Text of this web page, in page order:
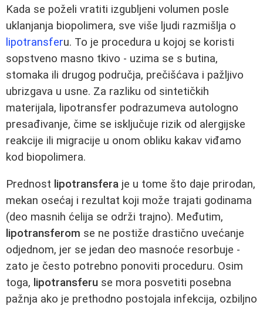
Kada se poželi vratiti izgubljeni volumen posle
uklanjanja biopolimera, sve više ljudi razmišlja o
lipotransferu. To je procedura u kojoj se koristi
sopstveno masno tkivo - uzima se s butina,
stomaka ili drugog područja, prečišćava i pažljivo
ubrizgava u usne. Za razliku od sintetičkih
materijala, lipotransfer podrazumeva autologno
presađivanje, čime se isključuje rizik od alergijske
reakcije ili migracije u onom obliku kakav viđamo
kod biopolimera.
Prednost lipotransfera je u tome što daje prirodan,
mekan osećaj i rezultat koji može trajati godinama
(deo masnih ćelija se održi trajno). Međutim,
lipotransferom se ne postiže drastično uvećanje
odjednom, jer se jedan deo masnoće resorbuje -
zato je često potrebno ponoviti proceduru. Osim
toga, lipotransferu se mora posvetiti posebna
pažnja ako je prethodno postojala infekcija, ozbiljno